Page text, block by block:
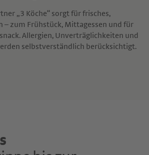
„3 Köche“ sorgt für frisches,
– zum Frühstück, Mittagessen und für
Allergien, Unverträglichkeiten und
selbstverständlich berücksichtigt.